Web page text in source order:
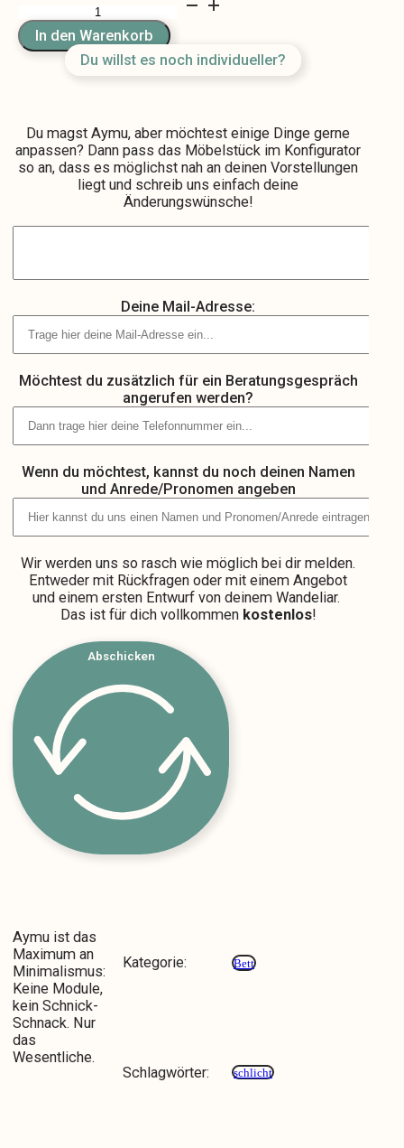
Menge
In den Warenkorb
Du willst es noch individueller?
Du magst Aymu, aber möchtest einige Dinge gerne
anpassen? Dann pass das Möbelstück im Konfigurator
so an, dass es möglichst nah an deinen Vorstellungen
liegt und schreib uns einfach deine
Änderungswünsche!
Deine Mail-Adresse:
Möchtest du zusätzlich für ein Beratungsgespräch
angerufen werden?
Wenn du möchtest, kannst du noch deinen Namen
und Anrede/Pronomen angeben
Wir werden uns so rasch wie möglich bei dir melden.
Entweder mit Rückfragen oder mit einem Angebot
und einem ersten Entwurf von deinem Wandeliar.
Das ist für dich vollkommen kostenlos!
Abschicken
Aymu ist das
Maximum an
Minimalismus:
Keine Module,
kein Schnick-
Schnack. Nur
das
Wesentliche.
Kategorie: Bett
Schlagwörter: schlicht